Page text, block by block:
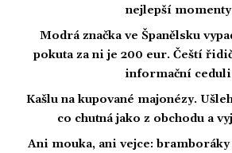
nejlepší momenty
Modrá značka ve Španělsku
pokuta za ni je 200 eur. Čeští
informační ceduli
Kašlu na kupované majonézy.
co chutná jako z obchodu a
Ani mouka, ani vejce: bramboráky